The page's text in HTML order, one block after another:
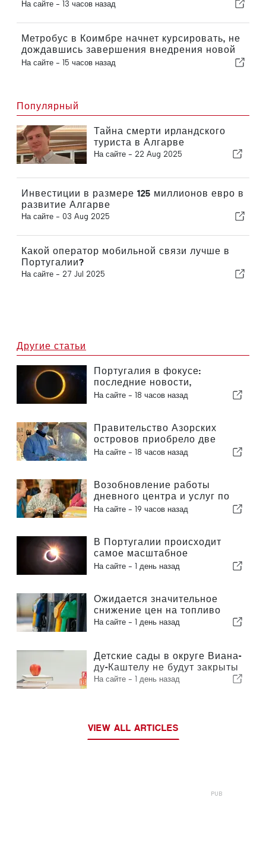
На сайте - 13 часов назад
Метробус в Коимбре начнет курсировать, не
дождавшись завершения внедрения новой
функции
На сайте - 15 часов назад
Популярный
Тайна смерти ирландского
туриста в Алгарве
На сайте - 22 Aug 2025
Инвестиции в размере 125 миллионов евро в
развитие Алгарве
На сайте - 03 Aug 2025
Какой оператор мобильной связи лучше в
Португалии?
На сайте - 27 Jul 2025
Другие статьи
Португалия в фокусе:
последние новости,
актуальные события из мира
заголовки
На сайте - 18 часов назад
Правительство Азорских
островов приобрело две
новые системы для
На сайте - 18 часов назад
Возобновление работы
дневного центра и услуг по
оказанию помощи на дому в
На сайте - 19 часов назад
В Португалии происходит
самое масштабное
солнечное затмение столетия
На сайте - 1 день назад
Ожидается значительное
снижение цен на топливо
На сайте - 1 день назад
Детские сады в округе Виана-
ду-Каштелу не будут закрыты
На сайте - 1 день назад
VIEW ALL ARTICLES